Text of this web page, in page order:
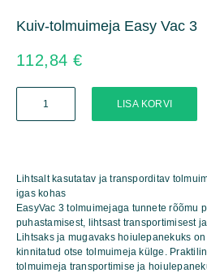
Kuiv-tolmuimeja Easy Vac 3
112,84 €
tolmuimeja
Easy
LISA KORVI
Lihtsalt kasutatav ja transporditav
igas kohas
EasyVac 3 tolmuimejaga tunnete rõõmu
puhastamisest, lihtsast transportimisest
Lihtsaks ja mugavaks hoiulepanekuks
kinnitatud otse tolmuimeja külge.
tolmuimeja transportimise ja